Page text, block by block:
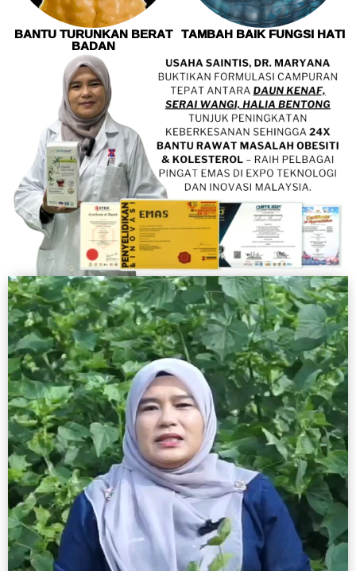
BANTU TURUNKAN BERAT
BADAN
TAMBAH BAIK FUNGSI HATI